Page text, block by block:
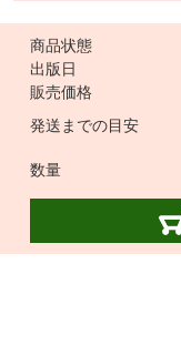
商品状態
出版日
販売価格
発送までの目安
数量